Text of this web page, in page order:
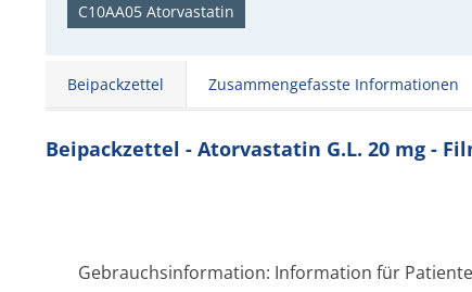
C10AA05 Atorvastatin
Beipackzettel Zusammengefasste Informationen
Beipackzettel - Atorvastatin G.L. 20 mg -
Gebrauchsinformation: Information für